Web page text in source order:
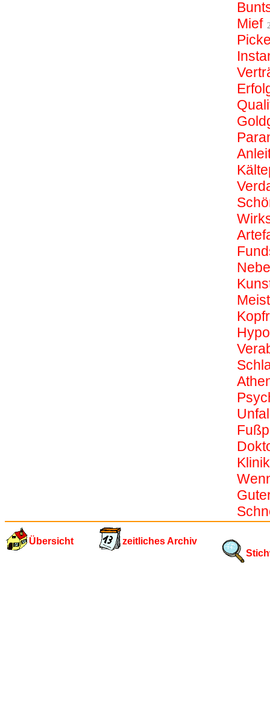
Mief
Übersicht
zeitliches Archiv